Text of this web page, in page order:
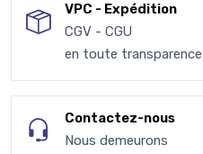
VPC - Expédition
CGV - CGU
en toute transparence
Contactez-nous
Nous demeurons